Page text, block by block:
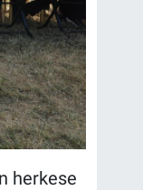
herkese